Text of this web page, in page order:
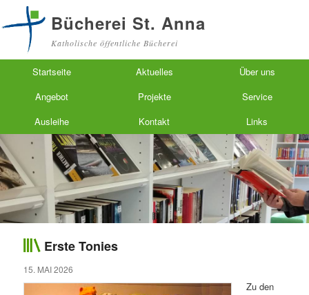
Bücherei St. Anna
Katholische öffentliche Bücherei
Hauptmenü
Zum primären Inhalt springen
Zum sekundären Inhalt springen
Startseite Aktuelles
Über uns
Angebot
Projekte
Service
Ausleihe
Kontakt Links
Erste Tonies
15. MAI 2026
Zu den